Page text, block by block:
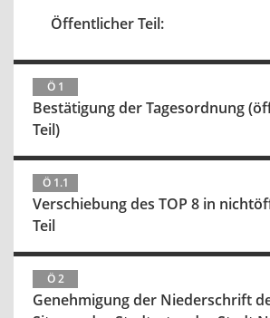
Öffentlicher Teil:
Ö 1
Bestätigung der Tagesordnung
Teil)
Ö 1.1
Verschiebung des TOP 8 in
Teil
Ö 2
Genehmigung der Niederschrift